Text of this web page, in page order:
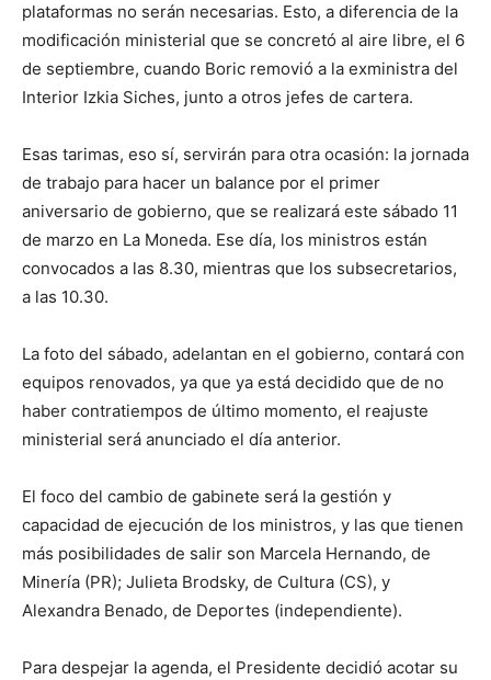
plataformas no serán necesarias. Esto, a diferencia de la
modificación ministerial que se concretó al aire libre, el 6
de septiembre, cuando Boric removió a la exministra del
Interior Izkia Siches, junto a otros jefes de cartera.
Esas tarimas, eso sí, servirán para otra ocasión: la jornada
de trabajo para hacer un balance por el primer
aniversario de gobierno, que se realizará este sábado 11
de marzo en La Moneda. Ese día, los ministros están
convocados a las 8.30, mientras que los subsecretarios,
a las 10.30.
La foto del sábado, adelantan en el gobierno, contará con
equipos renovados, ya que ya está decidido que de no
haber contratiempos de último momento, el reajuste
ministerial será anunciado el día anterior.
El foco del cambio de gabinete será la gestión y
capacidad de ejecución de los ministros, y las que tienen
más posibilidades de salir son Marcela Hernando, de
Minería (PR); Julieta Brodsky, de Cultura (CS), y
Alexandra Benado, de Deportes (independiente).
Para despejar la agenda, el Presidente decidió acotar su